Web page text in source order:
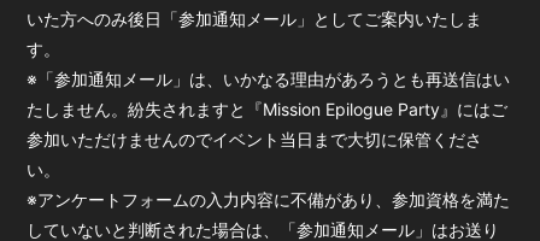
いた方へのみ後日「参加通知メール」としてご案内いたしま
す。
※「参加通知メール」は、いかなる理由があろうとも再送信はい
たしません。紛失されますと『Mission Epilogue Party』にはご
参加いただけませんのでイベント当日まで大切に保管くださ
い。
※アンケートフォームの入力内容に不備があり、参加資格を満た
していないと判断された場合は、「参加通知メール」はお送り